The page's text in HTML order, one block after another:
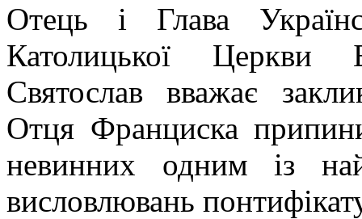
Отець і Глава
Католицької Церкви
Святослав вважає
Отця Франциска
невинних одним із
висловлювань